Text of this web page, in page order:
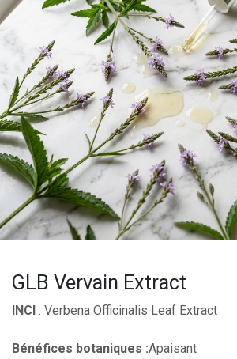
GLB Vervain Extract
INCI : Verbena Officinalis Leaf Extract
Bénéfices botaniques :Apaisant